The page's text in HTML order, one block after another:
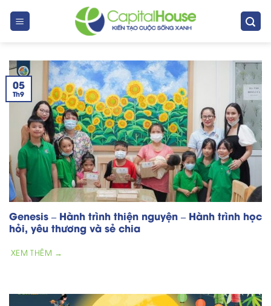
Genesis – Hành trình thiện nguyện – Hành trình học
hỏi, yêu thương và sẻ chia
XEM THÊM →
05
Th9